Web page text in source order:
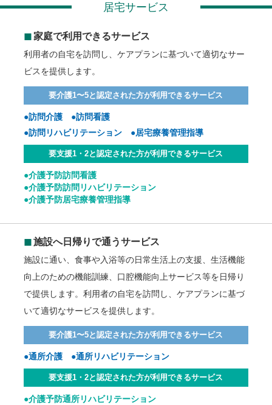
居宅サービス
◼︎家庭で利用できるサービス
利用者の自宅を訪問し、ケアプランに基づいて適切なサー
ビスを提供します。
要介護1〜5と認定された方が利用できるサービス
●訪問介護 ●訪問看護
●訪問リハビリテーション ●居宅療養管理指導
要支援1・2と認定された方が利用できるサービス
●介護予防訪問看護
●介護予防訪問リハビリテーション
●介護予防居宅療養管理指導
◼︎施設へ日帰りで通うサービス
施設に通い、食事や入浴等の日常生活上の支援、生活機能
向上のための機能訓練、口腔機能向上サービス等を日帰り
で提供します。利用者の自宅を訪問し、ケアプランに基づ
いて適切なサービスを提供します。
要介護1〜5と認定された方が利用できるサービス
●通所介護 ●通所リハビリテーション
要支援1・2と認定された方が利用できるサービス
●介護予防通所リハビリテーション